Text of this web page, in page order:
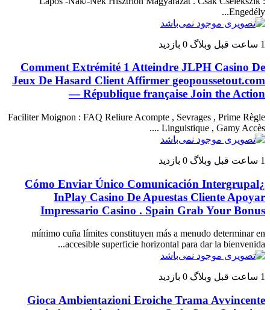
Engedély...
1 ساعت قبل وبلاگ 0 بازدید
Comment Extrémité 1 Atteindre JLPH Casino De
Jeux De Hasard Client Affirmer geopoussetout.com
— République française Join the Action
Faciliter Moignon : FAQ Reliure Acompte , Sevrages , Prime Règle
Linguistique , Gamy Accès ....
1 ساعت قبل وبلاگ 0 بازدید
¿Cómo Enviar Único Comunicación Intergrupal
InPlay Casino De Apuestas Cliente Apoyar
Impressario Casino . Spain Grab Your Bonus
mínimo cuña límites constituyen más a menudo determinar en
accesible superficie horizontal para dar la bienvenida...
1 ساعت قبل وبلاگ 0 بازدید
Gioca Ambientazioni Eroiche Trama Avvincente